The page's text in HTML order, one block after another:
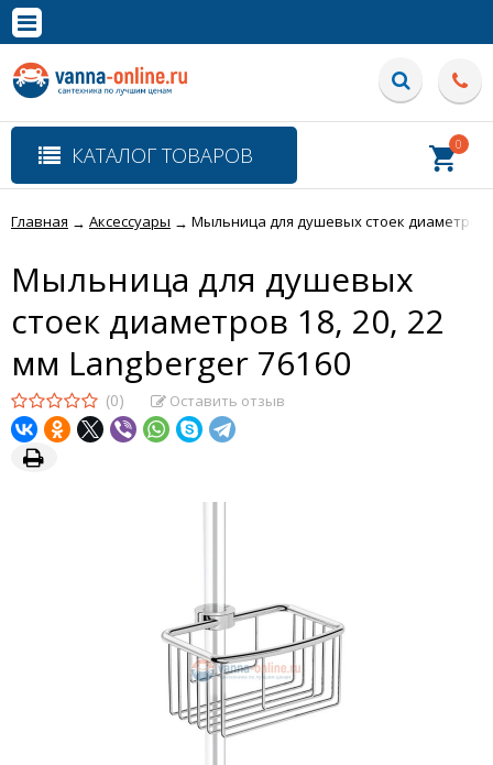
Полная версия сайта
КАТАЛОГ ТОВАРОВ 0
Главная → Аксессуары → Мыльница для душевых стоек диаметров
Мыльница для душевых
стоек диаметров 18, 20, 22
мм Langberger 76160
(0) Оставить отзыв